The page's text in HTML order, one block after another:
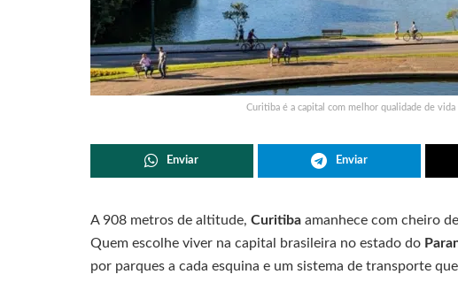
Curitiba é a capital com melhor qualidade de
Enviar Enviar
A 908 metros de altitude, Curitiba amanhece com cheiro
Quem escolhe viver na capital brasileira no estado do
por parques a cada esquina e um sistema de transporte